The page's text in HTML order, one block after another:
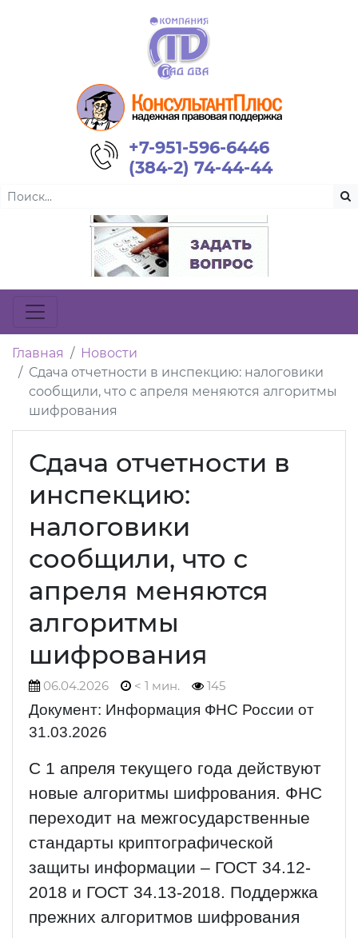
+7-951-596-6446
(384-2) 74-44-44
Главная
Новости
Сдача отчетности в инспекцию: налоговики
сообщили, что с апреля меняются алгоритмы
шифрования
Сдача отчетности в
инспекцию:
налоговики
сообщили, что с
апреля меняются
алгоритмы
шифрования
06.04.2026 < 1 мин. 145
Документ: Информация ФНС России от
31.03.2026
С 1 апреля текущего года действуют
новые алгоритмы шифрования. ФНС
переходит на межгосударственные
стандарты криптографической
защиты информации – ГОСТ 34.12-
2018 и ГОСТ 34.13-2018. Поддержка
прежних алгоритмов шифрования